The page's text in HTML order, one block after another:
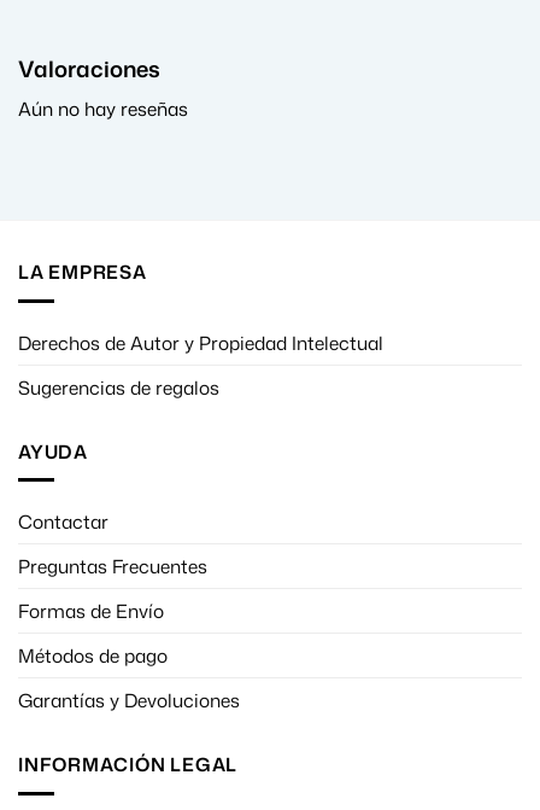
Valoraciones
Aún no hay reseñas
LA EMPRESA
Derechos de Autor y Propiedad Intelectual
Sugerencias de regalos
AYUDA
Contactar
Preguntas Frecuentes
Formas de Envío
Métodos de pago
Garantías y Devoluciones
INFORMACIÓN LEGAL